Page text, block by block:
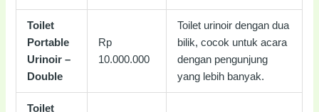
Toilet
Portable
Urinoir –
Double
Rp
10.000.000
Toilet urinoir dengan dua
bilik, cocok untuk acara
dengan pengunjung
yang lebih banyak.
Toilet